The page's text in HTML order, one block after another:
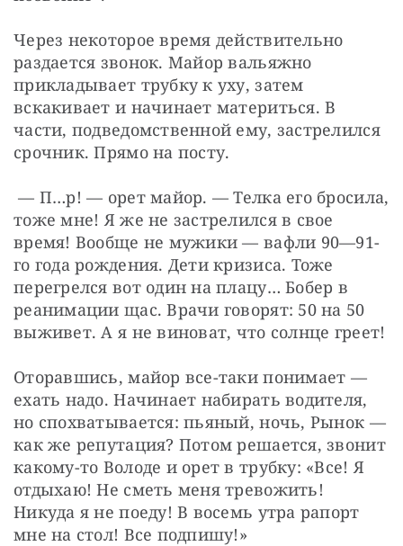
Через некоторое время действительно
раздается звонок. Майор вальяжно
прикладывает трубку к уху, затем
вскакивает и начинает материться. В
части, подведомственной ему, застрелился
срочник. Прямо на посту.
— П…р! — орет майор. — Телка его бросила,
тоже мне! Я же не застрелился в свое
время! Вообще не мужики — вафли 90—91-
го года рождения. Дети кризиса. Тоже
перегрелся вот один на плацу… Бобер в
реанимации щас. Врачи говорят: 50 на 50
выживет. А я не виноват, что солнце греет!
Оторавшись, майор все-таки понимает —
ехать надо. Начинает набирать водителя,
но спохватывается: пьяный, ночь, Рынок —
как же репутация? Потом решается, звонит
какому-то Володе и орет в трубку: «Все! Я
отдыхаю! Не сметь меня тревожить!
Никуда я не поеду! В восемь утра рапорт
мне на стол! Все подпишу!»